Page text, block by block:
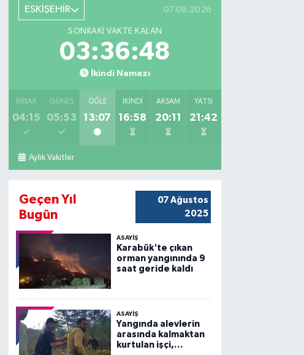
ESKİŞEHİR 07.08.2026
SONRAKI VAKTE KALAN
03:36:46
İkindi Namazı
İMSAK
04:15
GÜNEŞ
05:53
ÖĞLE
13:07
İKINDI
16:58
AKŞAM
20:11
YATSI
21:42
Aylık Vakitler
Geçen Yıl
Bugün
07 Ağustos
2025
ASAYİŞ
Karabük'te çıkan
orman yangınında 9
saat geride kaldı
ASAYİŞ
Yangında alevlerin
arasında kalmaktan
kurtulan işçi,